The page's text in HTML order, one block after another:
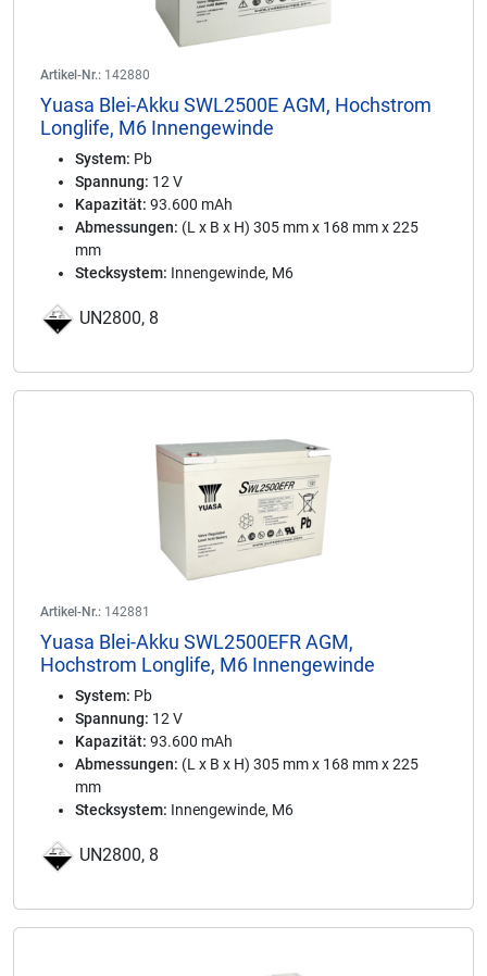
Artikel-Nr.: 142880
Yuasa Blei-Akku SWL2500E AGM, Hochstrom
Longlife, M6 Innengewinde
System: Pb
Spannung: 12 V
Kapazität: 93.600 mAh
Abmessungen: (L x B x H) 305 mm x 168 mm x 225
mm
Stecksystem: Innengewinde, M6
UN2800, 8
Artikel-Nr.: 142881
Yuasa Blei-Akku SWL2500EFR AGM,
Hochstrom Longlife, M6 Innengewinde
System: Pb
Spannung: 12 V
Kapazität: 93.600 mAh
Abmessungen: (L x B x H) 305 mm x 168 mm x 225
mm
Stecksystem: Innengewinde, M6
UN2800, 8